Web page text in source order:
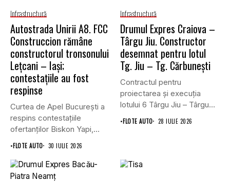
Infrastructură
Autostrada Unirii A8. FCC
Construccion rămâne
constructorul tronsonului
Lețcani – Iași;
contestațiile au fost
respinse
Curtea de Apel București a
respins contestațiile
ofertanților Biskon Yapi,
Straco și...
•FLOTE AUTO 30 IULIE 2026
Infrastructură
Drumul Expres Craiova –
Târgu Jiu. Constructor
desemnat pentru lotul
Tg. Jiu – Tg. Cărbunești
Contractul pentru
proiectarea și execuția
lotului 6 Târgu Jiu – Târgu
Cărbunești,...
•FLOTE AUTO 28 IULIE 2026